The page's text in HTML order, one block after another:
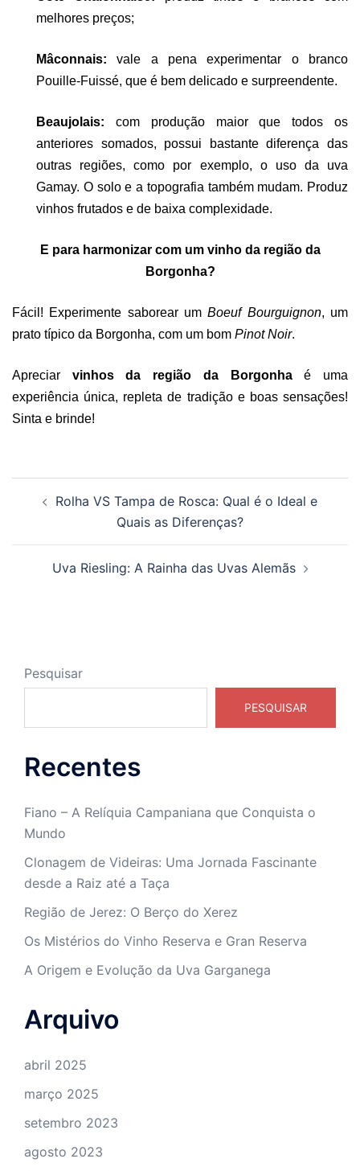
melhores preços;
Mâconnais: vale a pena experimentar o branco
Pouille-Fuissé, que é bem delicado e surpreendente.
Beaujolais: com produção maior que todos os
anteriores somados, possui bastante diferença das
outras regiões, como por exemplo, o uso da uva
Gamay. O solo e a topografia também mudam. Produz
vinhos frutados e de baixa complexidade.
E para harmonizar com um vinho da região da
Borgonha?
Fácil! Experimente saborear umBoeuf Bourguignon, um
prato típico da Borgonha, com um bom Pinot Noir.
Apreciar vinhos da região da Borgonhaé uma
experiência única, repleta de tradição e boas sensações!
Sinta e brinde!
Rolha VS Tampa de Rosca: Qual é o Ideal e
Quais as Diferenças?
Uva Riesling: A Rainha das Uvas Alemãs
Pesquisar
PESQUISAR
Recentes
Fiano – A Relíquia Campaniana que Conquista o
Mundo
Clonagem de Videiras: Uma Jornada Fascinante
desde a Raiz até a Taça
Região de Jerez: O Berço do Xerez
Os Mistérios do Vinho Reserva e Gran Reserva
A Origem e Evolução da Uva Garganega
Arquivo
abril 2025
março 2025
setembro 2023
agosto 2023